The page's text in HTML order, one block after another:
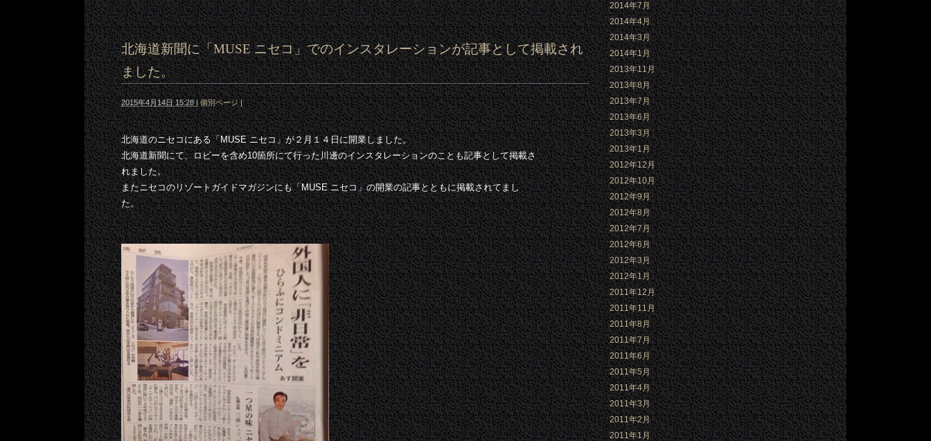
北海道新聞に「MUSE ニセコ」でのインスタレーションが記事として掲載され
ました。
2015年4月14日 15:28| 個別ページ |
北海道のニセコにある「MUSE ニセコ」が２月１４日に開業しました。
北海道新聞にて、ロビーを含め10箇所にて行った川邊のインスタレーションのことも記事として掲載さ
れました。
またニセコのリゾートガイドマガジンにも「MUSE ニセコ」の開業の記事とともに掲載されてまし
た。
2014年7月
2014年4月
2014年3月
2014年1月
2013年11月
2013年8月
2013年7月
2013年6月
2013年3月
2013年1月
2012年12月
2012年10月
2012年9月
2012年8月
2012年7月
2012年6月
2012年3月
2012年1月
2011年12月
2011年11月
2011年8月
2011年7月
2011年6月
2011年5月
2011年4月
2011年3月
2011年2月
2011年1月